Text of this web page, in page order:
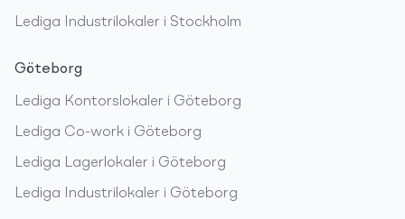
Lediga Industrilokaler i Stockholm
Göteborg
Lediga Kontorslokaler i Göteborg
Lediga Co-work i Göteborg
Lediga Lagerlokaler i Göteborg
Lediga Industrilokaler i Göteborg